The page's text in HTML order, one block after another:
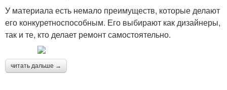
У материала есть немало преимуществ, которые делают
его конкуретноспособным. Его выбирают как дизайнеры,
так и те, кто делает ремонт самостоятельно.
читать дальше →